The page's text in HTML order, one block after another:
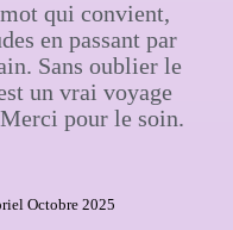
qui convient,
en passant par
Sans oublier le
un vrai voyage
pour le soin.
Octobre 2025